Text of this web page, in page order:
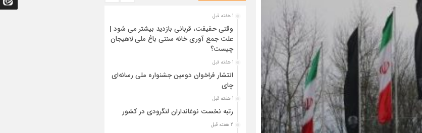
1 هفته قبل
وقتی حقیقت، قربانی بازدید بیشتر می شود |
علت جمع آوری خانه سنتی باغ ملی لاهیجان
چیست؟
1 هفته قبل
انتشار فراخوان دومین جشنواره ملی رسانه‌ای
چای
1 هفته قبل
رتبه نخست نوغانداران لنگرودی در کشور
2 هفته قبل